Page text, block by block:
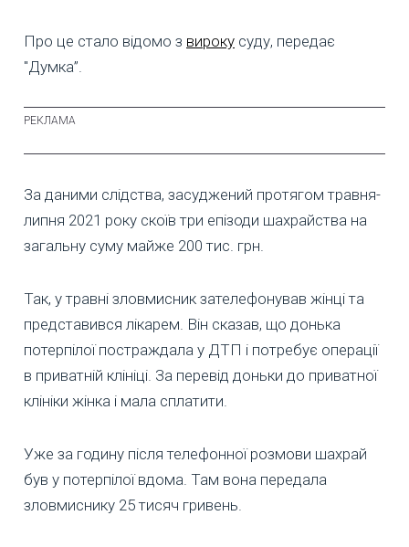
Про це стало відомо з вироку суду, передає
"Думка”.
За даними слідства, засуджений протягом травня-
липня 2021 року скоїв три епізоди шахрайства на
загальну суму майже 200 тис. грн.
Так, у травні зловмисник зателефонував жінці та
представився лікарем. Він сказав, що донька
потерпілої постраждала у ДТП і потребує операції
в приватній клініці. За перевід доньки до приватної
клініки жінка і мала сплатити.
Уже за годину після телефонної розмови шахрай
був у потерпілої вдома. Там вона передала
зловмиснику 25 тисяч гривень.